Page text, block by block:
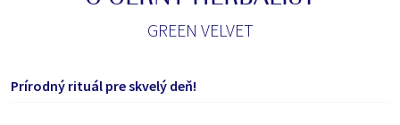
GREEN VELVET
Prírodný rituál pre skvelý deň!